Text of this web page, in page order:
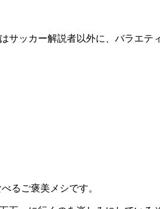
ッカー解説者以外に、バラエ
るご褒美メシです。